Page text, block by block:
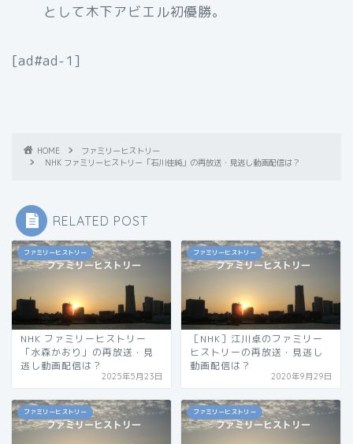
として木下アビエル初優勝。
[ad#ad-1]
HOME
ファミリーヒストリー
NHK ファミリーヒストリー「石川佳純」の再放送・見逃し動画配信は？
RELATED POST
ファミリーヒストリー
NHK ファミリーヒストリー
「水森かおり」の再放送・見
逃し動画配信は？
2025年5月23日
ファミリーヒストリー
［NHK］江川卓のファミリー
ヒストリーの再放送・見逃し
動画配信は？
2020年9月29日
ファミリーヒストリー ファミリーヒストリー